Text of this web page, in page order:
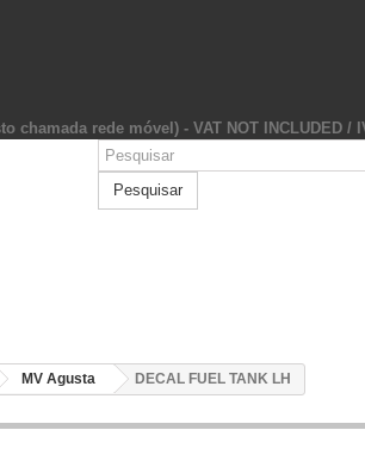
chamada rede móvel) - VAT NOT INCLUDED /
Pesquisar
MV Agusta DECAL FUEL TANK LH